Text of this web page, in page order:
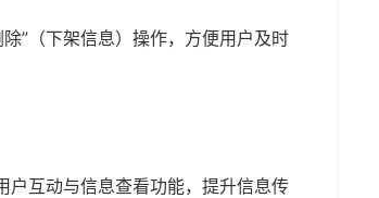
”（下架信息）操作，方便用户及时
户互动与信息查看功能，提升信息传